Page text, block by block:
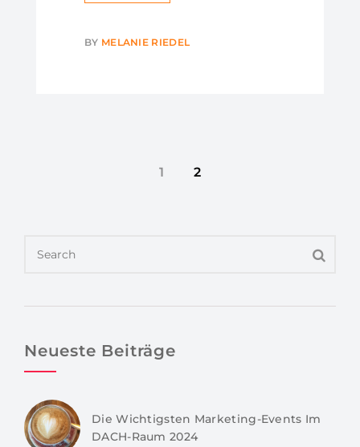
BY MELANIE RIEDEL
1 2
Neueste Beiträge
Die Wichtigsten Marketing-Events Im
DACH-Raum 2024